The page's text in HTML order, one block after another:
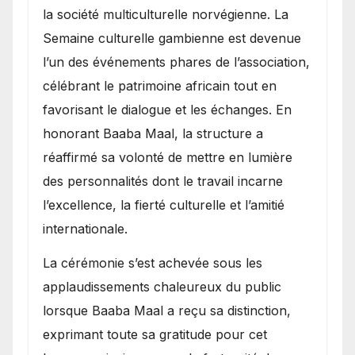
la société multiculturelle norvégienne. La
Semaine culturelle gambienne est devenue
l’un des événements phares de l’association,
célébrant le patrimoine africain tout en
favorisant le dialogue et les échanges. En
honorant Baaba Maal, la structure a
réaffirmé sa volonté de mettre en lumière
des personnalités dont le travail incarne
l’excellence, la fierté culturelle et l’amitié
internationale.
​La cérémonie s’est achevée sous les
applaudissements chaleureux du public
lorsque Baaba Maal a reçu sa distinction,
exprimant toute sa gratitude pour cet